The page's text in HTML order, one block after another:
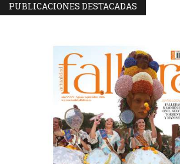
PUBLICACIONES DESTACADAS